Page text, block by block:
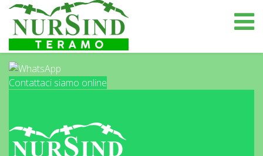
Contattaci siamo online